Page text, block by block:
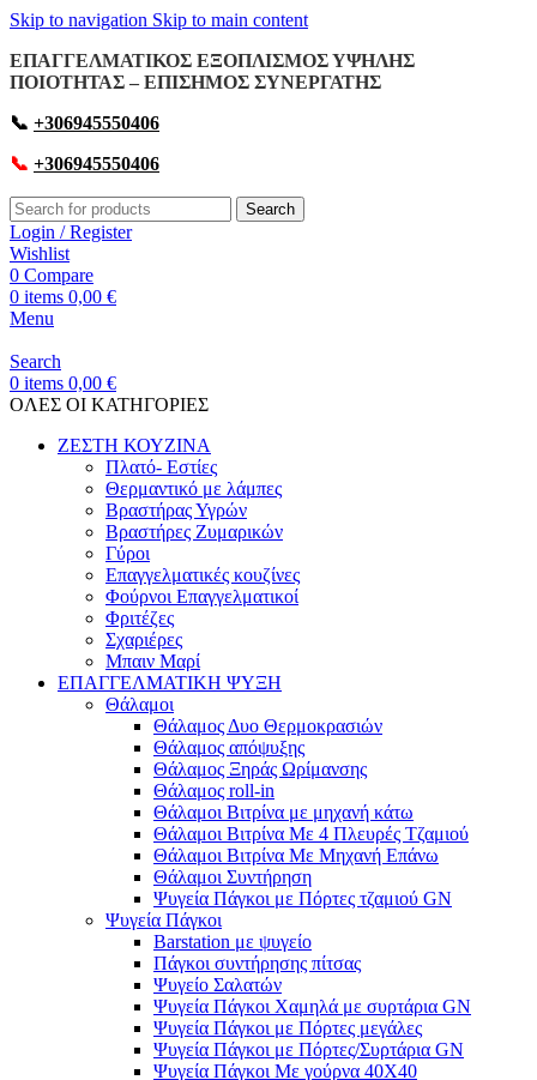
Skip to navigation Skip to main content
ΕΠΑΓΓΕΛΜΑΤΙΚΟΣ ΕΞΟΠΛΙΣΜΟΣ ΥΨΗΛΗΣ
ΠΟΙΟΤΗΤΑΣ – ΕΠΙΣΗΜΟΣ ΣΥΝΕΡΓΑΤΗΣ
📞 +306945550406
📞 +306945550406
Search
Login / Register
Wishlist
0 Compare
0 items 0,00 €
Menu
Search
0 items 0,00 €
OΛΕΣ ΟΙ ΚΑΤΗΓΟΡΙΕΣ
ΖΕΣΤΗ ΚΟΥΖΙΝΑ
Πλατό- Εστίες
Θερμαντικό με λάμπες
Βραστήρας Υγρών
Βραστήρες Ζυμαρικών
Γύροι
Επαγγελματικές κουζίνες
Φούρνοι Επαγγελματικοί
Φριτέζες
Σχαριέρες
Μπαιν Μαρί
ΕΠΑΓΓΕΛΜΑΤΙΚΗ ΨΥΞΗ
Θάλαμοι
Θάλαμος Δυο Θερμοκρασιών
Θάλαμος απόψυξης
Θάλαμος Ξηράς Ωρίμανσης
Θάλαμος roll-in
Θάλαμοι Βιτρίνα με μηχανή κάτω
Θάλαμοι Βιτρίνα Με 4 Πλευρές Τζαμιού
Θάλαμοι Βιτρίνα Με Μηχανή Επάνω
Θάλαμοι Συντήρηση
Ψυγεία Πάγκοι με Πόρτες τζαμιού GN
Ψυγεία Πάγκοι
Barstation με ψυγείο
Πάγκοι συντήρησης πίτσας
Ψυγείο Σαλατών
Ψυγεία Πάγκοι Χαμηλά με συρτάρια GN
Ψυγεία Πάγκοι με Πόρτες μεγάλες
Ψυγεία Πάγκοι με Πόρτες/Συρτάρια GN
Ψυγεία Πάγκοι Με γούρνα 40Χ40